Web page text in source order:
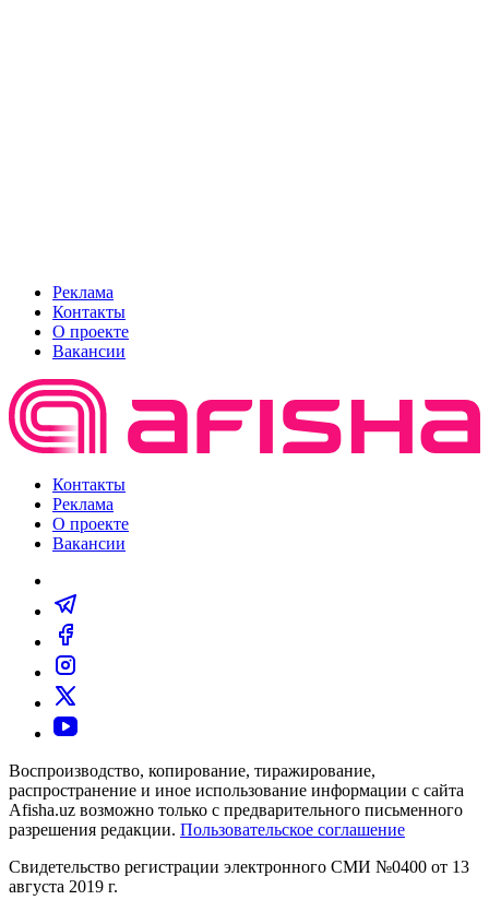
Реклама
Контакты
О проекте
Вакансии
Контакты
Реклама
О проекте
Вакансии
Воспроизводство, копирование, тиражирование,
распространение и иное использование информации с сайта
Afisha.uz возможно только с предварительного письменного
разрешения редакции. Пользовательское соглашение
Свидетельство регистрации электронного СМИ №0400 от 13
августа 2019 г.